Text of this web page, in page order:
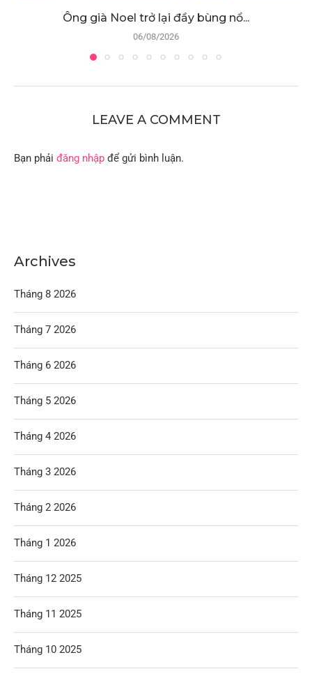
Ông già Noel trở lại đầy bùng nổ...
06/08/2026
LEAVE A COMMENT
Bạn phải đăng nhập để gửi bình luận.
Archives
Tháng 8 2026
Tháng 7 2026
Tháng 6 2026
Tháng 5 2026
Tháng 4 2026
Tháng 3 2026
Tháng 2 2026
Tháng 1 2026
Tháng 12 2025
Tháng 11 2025
Tháng 10 2025